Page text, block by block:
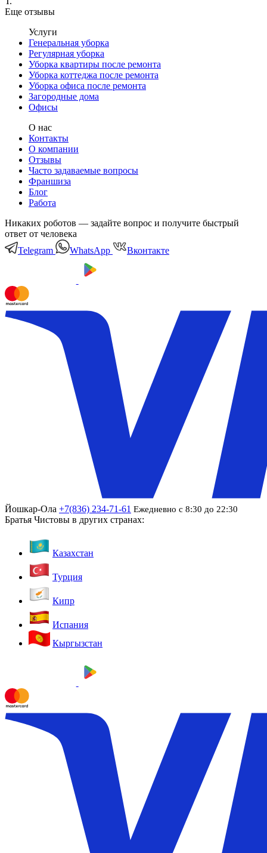
Еще отзывы
Услуги
Генеральная уборка
Регулярная уборка
Уборка квартиры после ремонта
Уборка коттеджа после ремонта
Уборка офиса после ремонта
Загородные дома
Офисы
О нас
Контакты
О компании
Отзывы
Часто задаваемые вопросы
Франшиза
Блог
Работа
Никаких роботов — задайте вопрос и получите быстрый
ответ от человека
Telegram
WhatsApp Вконтакте
Йошкар-Ола +7(836) 234-71-61 Ежедневно с 8:30 до 22:30
Братья Чистовы в других странах:
Казахстан
Турция
Кипр
Испания
Кыргызстан